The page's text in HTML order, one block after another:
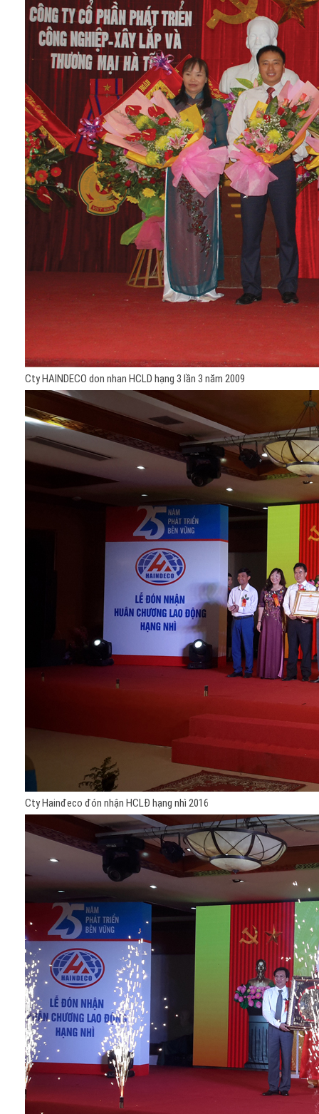
Cty HAINDECO don nhan HCLD hạng 3 lần 3 năm 2009
Cty Hainđeco đón nhận HCLĐ hạng nhì 2016